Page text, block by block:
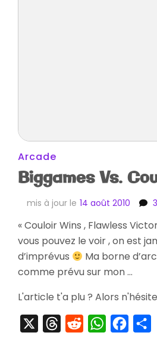
Arcade
Biggames Vs.
mis à jour le 14 août 2010
« Couloir Wins , Flawless
vous pouvez le voir , on est
d’imprévus
Ma borne
comme prévu sur mon …
L'article t'a plu ? Alors
ThreadsRedditWhatsApp